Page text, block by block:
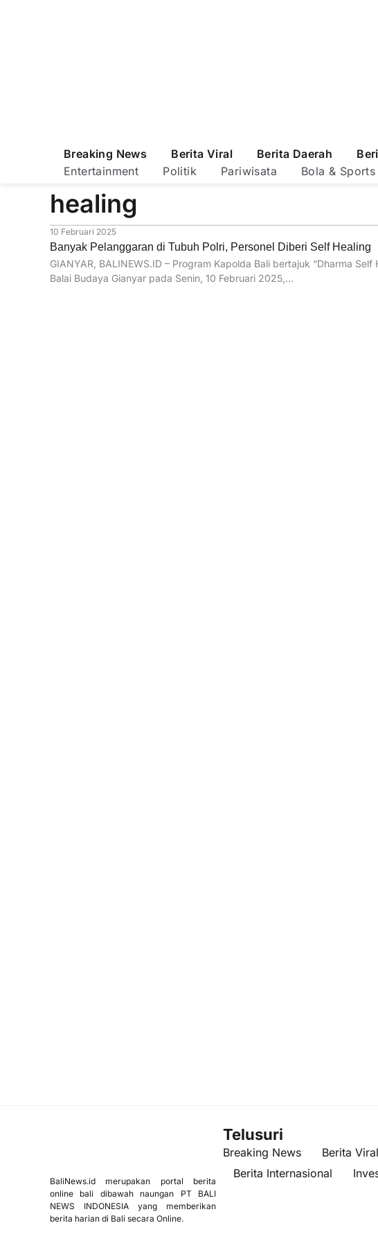
Breaking News Berita Viral Berita Daerah
Entertainment
Politik Pariwisata Bola & Sports
healing
10 Februari 2025
Banyak Pelanggaran di Tubuh Polri, Personel Diberi Self Healing
GIANYAR, BALINEWS.ID – Program Kapolda Bali bertajuk “Dharma Self
Balai Budaya Gianyar pada Senin, 10 Februari 2025,…
BaliNews.id merupakan portal berita
online bali dibawah naungan PT BALI
NEWS INDONESIA yang memberikan
berita harian di Bali secara Online.
Telusuri
Breaking News Berita Viral
Berita Internasional